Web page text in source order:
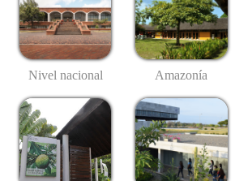
Nivel nacional Amazonía